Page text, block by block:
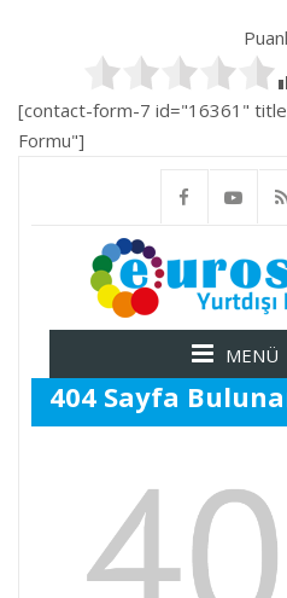
[contact-form-7 id="16361"
Formu"]